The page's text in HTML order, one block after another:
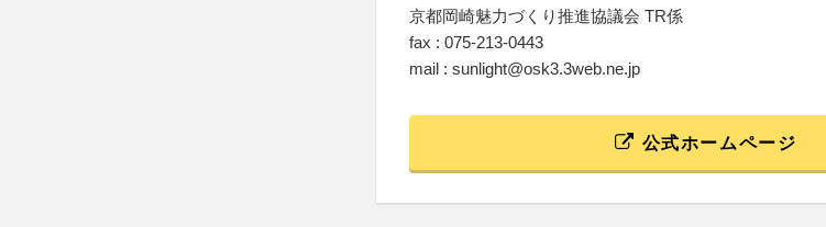
京都岡崎魅力づくり推進協議会 TR係
fax : 075-213-0443
mail : sunlight@osk3.3web.ne.jp
公式ホームページ